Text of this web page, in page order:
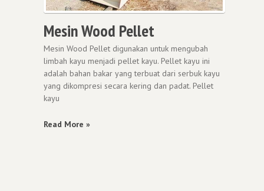
Mesin Wood Pellet
Mesin Wood Pellet digunakan untuk mengubah
limbah kayu menjadi pellet kayu. Pellet kayu ini
adalah bahan bakar yang terbuat dari serbuk kayu
yang dikompresi secara kering dan padat. Pellet
kayu
Read More »